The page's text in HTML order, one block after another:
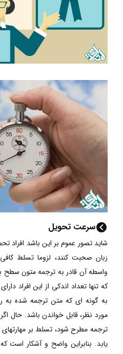
سرعت تحویل
شاید تصور عموم بر این باشد افراد
زبان صحبت کنند، لزوما تسلط
واسطه آن قادر به ترجمه متون سطح
که تنها تعداد اندکی از این افراد
به گونه ای که متن ترجمه شده به
مورد نظر، قابل خواندن باشد. حال
ترجمه مطرح شود، تسلط بر
یابد. بنابراین واضح و آشکار است